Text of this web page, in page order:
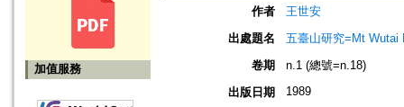
加值服務
作者
王世安
出處題名
五臺山研究=Mt Wutai
卷期
n.1 (總號=n.18)
出版日期
1989